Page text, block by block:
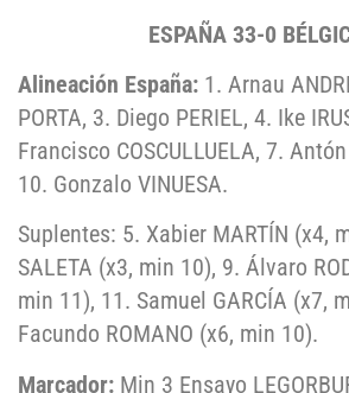
ESPAÑA 33-0
Alineación España: 1. Arnau
PORTA, 3. Diego PERIEL, 4. Ike
Francisco COSCULLUELA, 7. Antón
10. Gonzalo VINUESA.
Suplentes: 5. Xabier MARTÍN (x4,
SALETA (x3, min 10), 9. Álvaro
min 11), 11. Samuel GARCÍA (x7,
Facundo ROMANO (x6, min 10).
Marcador: Min 3 Ensayo